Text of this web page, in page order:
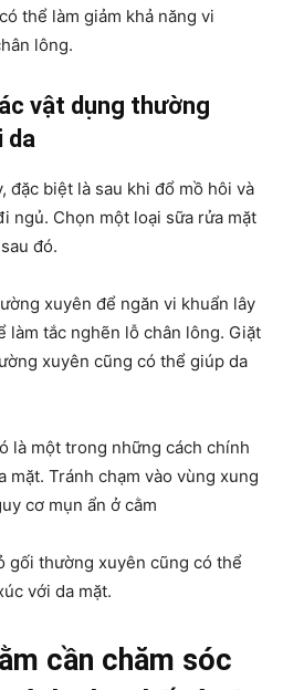
thể làm giảm khả năng vi
lông.
vật dụng thường
da
đặc biệt là sau khi đổ mồ hôi và
ngủ. Chọn một loại sữa rửa mặt
đó.
xuyên để ngăn vi khuẩn lây
làm tắc nghẽn lỗ chân lông. Giặt
xuyên cũng có thể giúp da
là một trong những cách chính
mặt. Tránh chạm vào vùng xung
cơ mụn ẩn ở cằm
gối thường xuyên cũng có thể
với da mặt.
cần chăm sóc